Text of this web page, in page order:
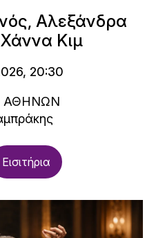
Αλεξάνδρα
Κιμ
20:30
ΑΘΗΝΩΝ
Εισιτήρια